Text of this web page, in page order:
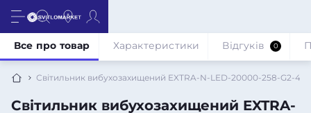
Світильник вибухозахищений EXTRA-N-LED-20000-258-G2-4K-
Світильник вибухозахищений EXTRA-
Все про товар Характеристики Відгуків 0